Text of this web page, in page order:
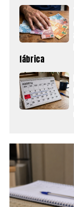
fábrica